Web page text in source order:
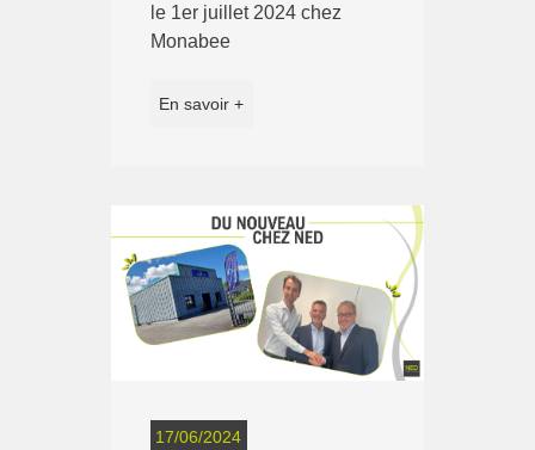
le 1er juillet 2024 chez
Monabee
En savoir +
17/06/2024